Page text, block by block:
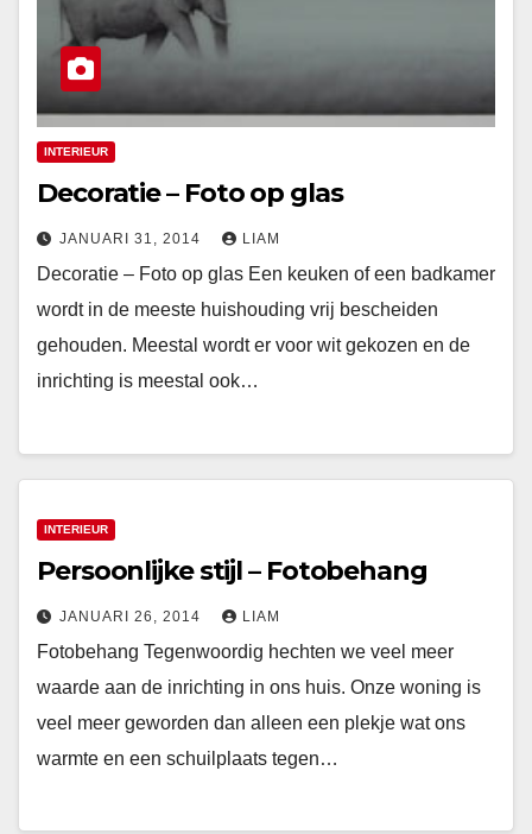
INTERIEUR
Decoratie – Foto op glas
JANUARI 31, 2014 LIAM
Decoratie – Foto op glas Een keuken of een badkamer
wordt in de meeste huishouding vrij bescheiden
gehouden. Meestal wordt er voor wit gekozen en de
inrichting is meestal ook…
INTERIEUR
Persoonlijke stijl – Fotobehang
JANUARI 26, 2014 LIAM
Fotobehang Tegenwoordig hechten we veel meer
waarde aan de inrichting in ons huis. Onze woning is
veel meer geworden dan alleen een plekje wat ons
warmte en een schuilplaats tegen…